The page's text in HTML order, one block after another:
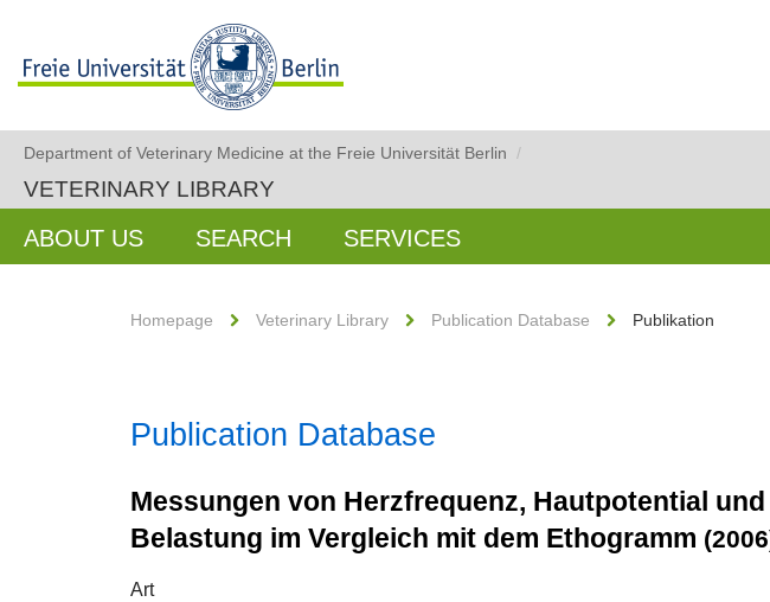
Department of Veterinary Medicine at the Freie Universität Berlin /
VETERINARY LIBRARY
ABOUT US SEARCH SERVICES
Homepage Veterinary Library Publication Database Publikation
Publication Database
Messungen von Herzfrequenz, Hautpotential
Belastung im Vergleich mit dem Ethogramm
Art